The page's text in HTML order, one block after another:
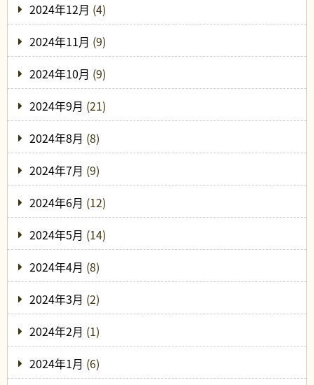
2024年12月 (4)
2024年11月 (9)
2024年10月 (9)
2024年9月 (21)
2024年8月 (8)
2024年7月 (9)
2024年6月 (12)
2024年5月 (14)
2024年4月 (8)
2024年3月 (2)
2024年2月 (1)
2024年1月 (6)